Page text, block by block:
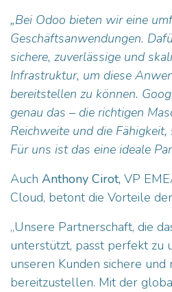
„Bei Odoo bieten wir eine
Geschäftsanwendungen.
sichere, zuverlässige und
Infrastruktur, um diese
bereitstellen zu können.
genau das – die richtigen
Reichweite und die
Für uns ist das eine ideale
Auch Anthony Cirot, VP
Cloud, betont die Vorteile
„Unsere Partnerschaft, die
unterstützt, passt perfekt zu
unseren Kunden sichere
bereitzustellen. Mit der